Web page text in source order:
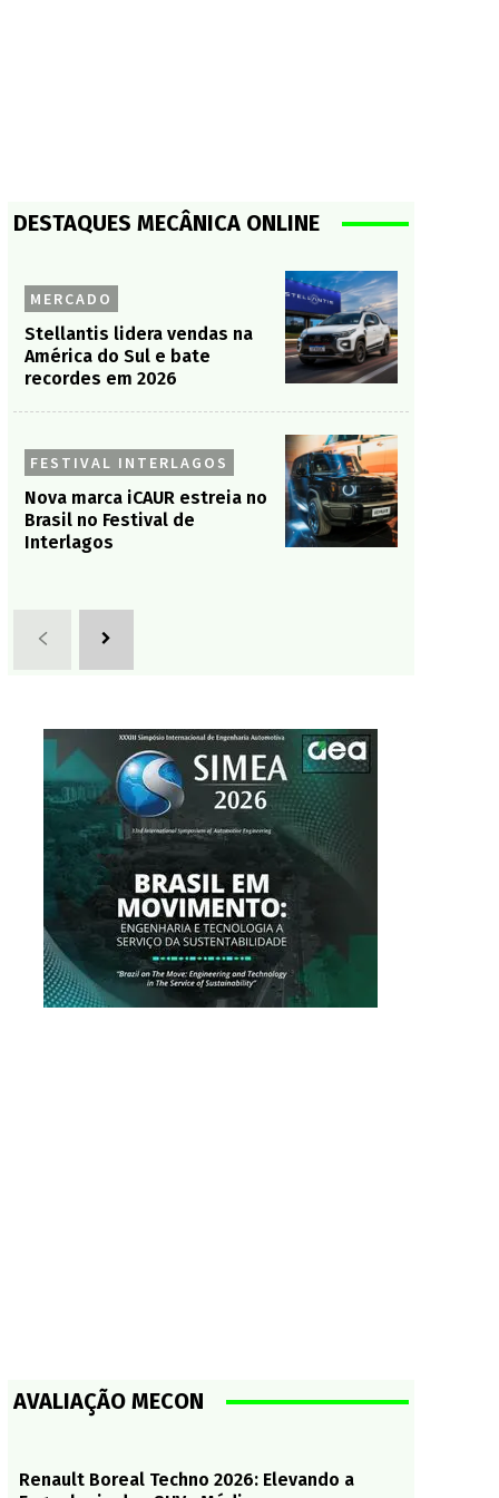
DESTAQUES MECÂNICA ONLINE
MERCADO
Stellantis lidera vendas na
América do Sul e bate
recordes em 2026
FESTIVAL INTERLAGOS
Nova marca iCAUR estreia no
Brasil no Festival de
Interlagos
AVALIAÇÃO MECON
Renault Boreal Techno 2026: Elevando a